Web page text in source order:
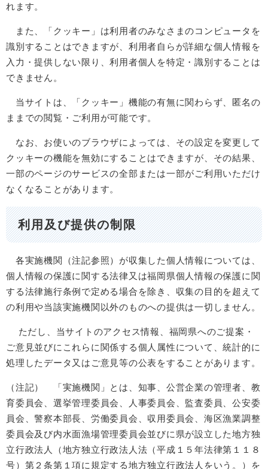
れます。
また、「クッキー」は利用者のみなさまのコンピュータを
識別することはできますが、利用者自らが詳細な個人情報を
入力・提供しない限り、利用者個人を特定・識別することは
できません。
当サイトは、「クッキー」機能の有無に関わらず、匿名の
ままでの閲覧・ご利用が可能です。
なお、お使いのブラウザによっては、その設定を変更して
クッキーの機能を無効にすることはできますが、その結果、
一部のページのサービスの全部または一部がご利用いただけ
なくなることがあります。
利用及び提供の制限
各実施機関（注記参照）が収集した個人情報については、
個人情報の保護に関する法律又は福岡県個人情報の保護に関
する法律施行条例で定める場合を除き、収集の目的を超えて
の利用や当該実施機関以外のものへの提供は一切しません。
ただし、当サイトのアクセス情報、福岡県へのご提案・
ご意見並びにこれらに関係する個人属性について、統計的に
処理したデータ又はご意見等の公表をすることがあります。
（注記） 「実施機関」とは、知事、公営企業の管理者、教
育委員会、選挙管理委員会、人事委員会、監査委員、公安委
員会、警察本部長、労働委員会、収用委員会、海区漁業調整
委員会及び内水面漁場管理委員会並びに県が設立した地方独
立行政法人（地方独立行政法人法（平成１５年法律第１１８
号）第２条第１項に規定する地方独立行政法人をいう。）を